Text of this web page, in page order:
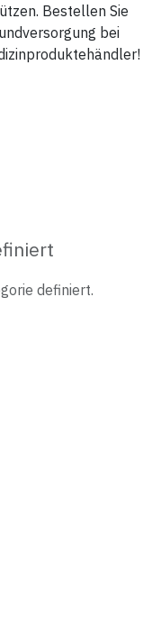
Bestellen Sie
bei
definiert.